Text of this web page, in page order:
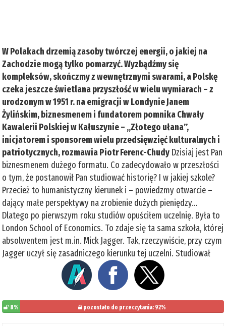
W Polakach drzemią zasoby twórczej energii, o jakiej na
Zachodzie mogą tylko pomarzyć. Wyzbądźmy się
kompleksów, skończmy z wewnętrznymi swarami, a Polskę
czeka jeszcze świetlana przyszłość w wielu wymiarach – z
urodzonym w 1951 r. na emigracji w Londynie Janem
Żylińskim, biznesmenem i fundatorem pomnika Chwały
Kawalerii Polskiej w Kałuszynie – „Złotego ułana”,
inicjatorem i sponsorem wielu przedsięwzięć kulturalnych i
patriotycznych, rozmawia Piotr Ferenc-Chudy Dzisiaj jest Pan
biznesmenem dużego formatu. Co zadecydowało w przeszłości
o tym, że postanowił Pan studiować historię? I w jakiej szkole?
Przecież to humanistyczny kierunek i – powiedzmy otwarcie –
dający małe perspektywy na zrobienie dużych pieniędzy…
Dlatego po pierwszym roku studiów opuściłem uczelnię. Była to
London School of Economics. To zdaje się ta sama szkoła, której
absolwentem jest m.in. Mick Jagger. Tak, rzeczywiście, przy czym
Jagger uczył się zasadniczego kierunku tej uczelni. Studiował
8% pozostało do przeczytania: 92%